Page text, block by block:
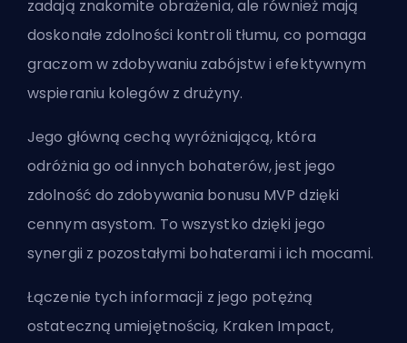
zadają znakomite obrażenia, ale również mają
doskonałe zdolności kontroli tłumu, co pomaga
graczom w zdobywaniu zabójstw i efektywnym
wspieraniu kolegów z drużyny.
Jego główną cechą wyróżniającą, która
odróżnia go od innych bohaterów, jest jego
zdolność do zdobywania bonusu MVP dzięki
cennym asystom. To wszystko dzięki jego
synergii z pozostałymi bohaterami i ich mocami.
Łączenie tych informacji z jego potężną
ostateczną umiejętnością, Kraken Impact,